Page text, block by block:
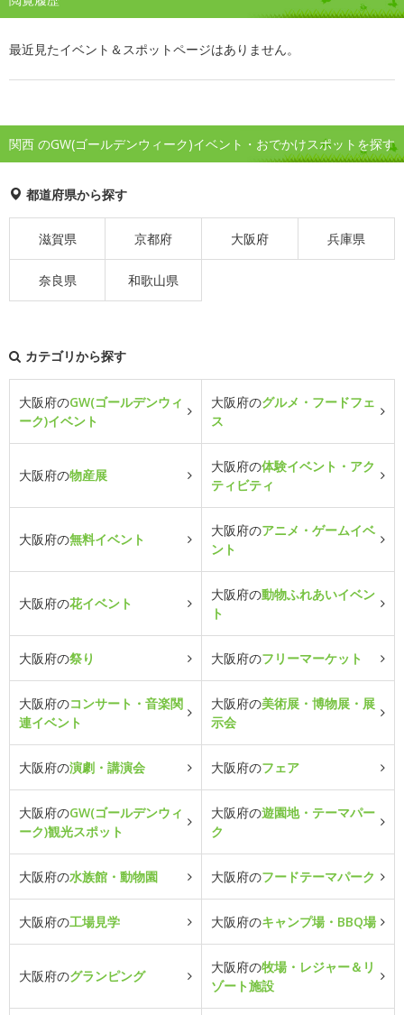
最近見たイベント＆スポットページはありません。
関西 のGW(ゴールデンウィーク)イベント・おでかけスポットを探す
都道府県から探す
滋賀県 京都府 大阪府 兵庫県
奈良県 和歌山県
カテゴリから探す
大阪府のGW(ゴールデンウィ
ーク)イベント
大阪府のグルメ・フードフェ
ス
大阪府の物産展
大阪府の体験イベント・アク
ティビティ
大阪府の無料イベント
大阪府のアニメ・ゲームイベ
ント
大阪府の花イベント
大阪府の動物ふれあいイベン
ト
大阪府の祭り 大阪府のフリーマーケット
大阪府のコンサート・音楽関
連イベント
大阪府の美術展・博物展・展
示会
大阪府の演劇・講演会 大阪府のフェア
大阪府のGW(ゴールデンウィ
ーク)観光スポット
大阪府の遊園地・テーマパー
ク
大阪府の水族館・動物園 大阪府のフードテーマパーク
大阪府の工場見学 大阪府のキャンプ場・BBQ場
大阪府のグランピング
大阪府の牧場・レジャー＆リ
ゾート施設